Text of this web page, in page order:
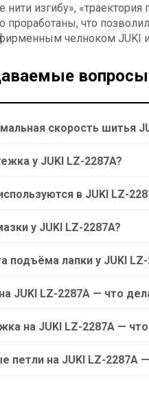
нити изгибу»,
проработаны, что
челноком JUKI и
вопросы
скорость шитья
у JUKI LZ-2287A?
в JUKI LZ-
у JUKI LZ-2287A?
подъёма лапки у JUKI LZ-
JUKI LZ-2287A — что
на JUKI LZ-2287A —
петли на JUKI LZ-2287A